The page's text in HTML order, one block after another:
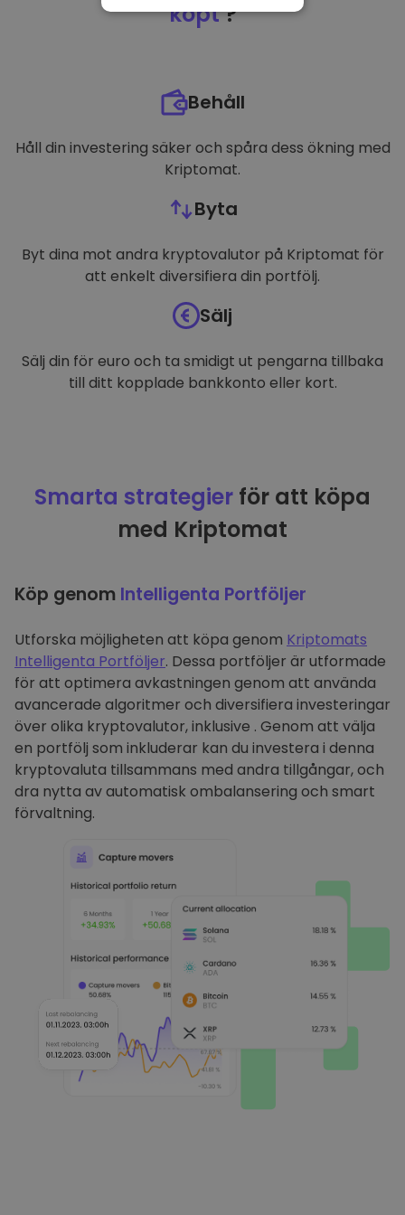
köpt?
Behåll
Håll din investering säker och spåra dess ökning med
Kriptomat.
Byta
Byt dina mot andra kryptovalutor på Kriptomat för
att enkelt diversifiera din portfölj.
Sälj
Sälj din för euro och ta smidigt ut pengarna tillbaka
till ditt kopplade bankkonto eller kort.
Smarta strategier för att köpa
med Kriptomat
Köp genom Intelligenta Portföljer
Utforska möjligheten att köpa genom Kriptomats
Intelligenta Portföljer. Dessa portföljer är utformade
för att optimera avkastningen genom att använda
avancerade algoritmer och diversifiera investeringar
över olika kryptovalutor, inklusive . Genom att välja
en portfölj som inkluderar kan du investera i denna
kryptovaluta tillsammans med andra tillgångar, och
dra nytta av automatisk ombalansering och smart
förvaltning.
PRESTANDA
FUNKTIONER